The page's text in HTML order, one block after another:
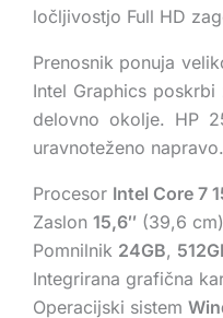
ločljivostjo Full HD
Prenosnik ponuja
Intel Graphics
delovno okolje. HP
uravnoteženo napravo.
Procesor Intel Core 7
Zaslon 15,6″ (39,6 cm)
Pomnilnik 24GB,
Integrirana grafična
Operacijski sistem